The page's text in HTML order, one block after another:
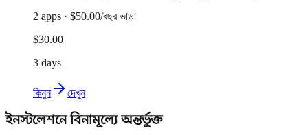
2 apps · $50.00/বছর ভাড়া
$30.00
3 days
কিনুন দেখুন
ইনস্টলেশনে বিনামূল্যে অন্তর্ভুক্ত